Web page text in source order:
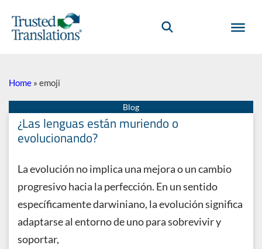
Home » emoji
¿Las lenguas están muriendo o
evolucionando?
La evolución no implica una mejora o un cambio
progresivo hacia la perfección. En un sentido
específicamente darwiniano, la evolución significa
adaptarse al entorno de uno para sobrevivir y
soportar,